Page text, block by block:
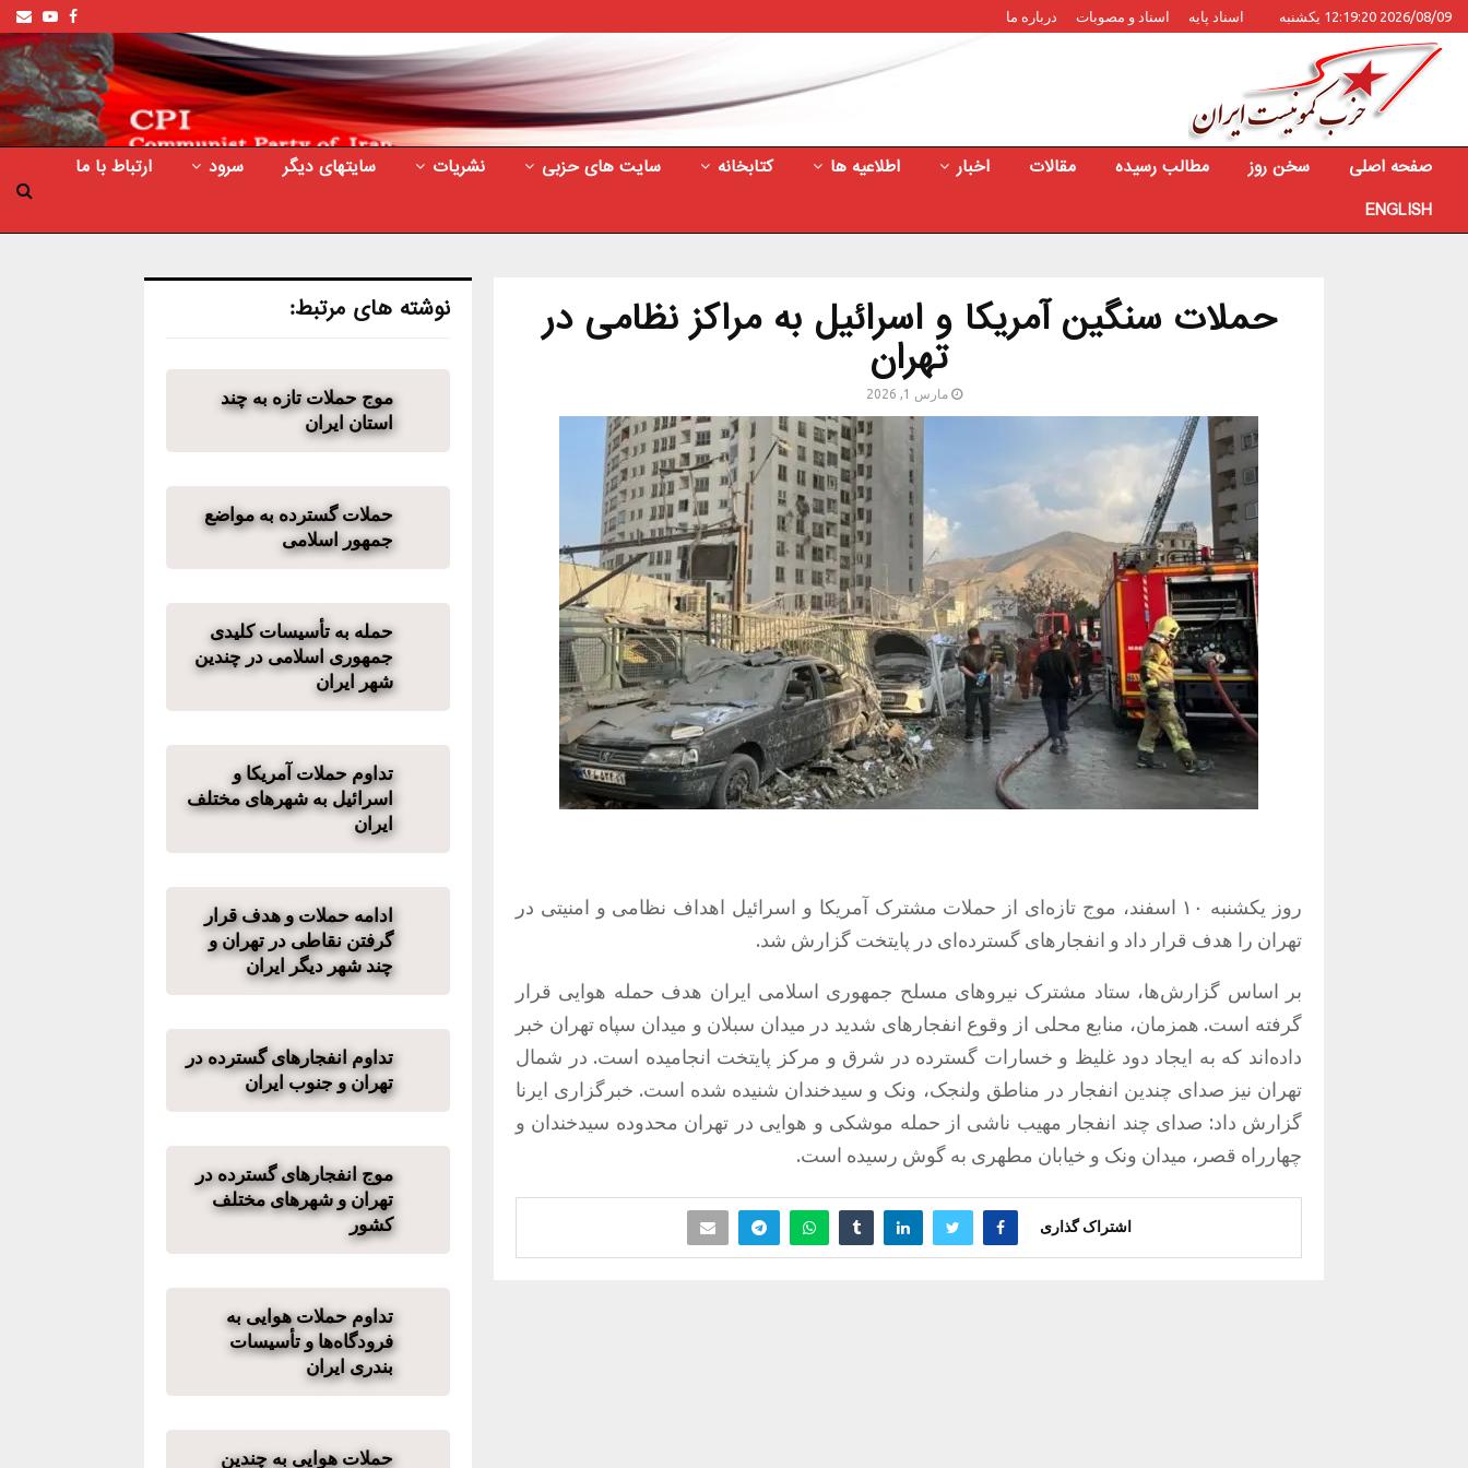
2026/08/09 12:19:20 یکشنبه اسناد پایه اسناد و مصوبات درباره ما Facebook
صفحه اصلی سخن روز مطالب رسیده مقالات اخبار اطلاعیه ها کتابخانه سایت های حزبی نشریات سایتهای دیگر سرود
ارتباط با ما
ENGLISH
حملات سنگین آمریکا و اسرائیل به مراکز نظامی در
تهران
مارس 1, 2026
روز یکشنبه ۱۰ اسفند، موج تازه‌ای از حملات مشترک آمریکا و اسرائیل اهداف نظامی و امنیتی در
تهران را هدف قرار داد و انفجارهای گسترده‌ای در پایتخت گزارش شد.
بر اساس گزارش‌ها، ستاد مشترک نیروهای مسلح جمهوری اسلامی ایران هدف حمله هوایی قرار
گرفته است. همزمان، منابع محلی از وقوع انفجارهای شدید در میدان سبلان و میدان سپاه تهران خبر
داده‌اند که به ایجاد دود غلیظ و خسارات گسترده در شرق و مرکز پایتخت انجامیده است. در شمال
تهران نیز صدای چندین انفجار در مناطق ولنجک، ونک و سیدخندان شنیده شده است. خبرگزاری ایرنا
گزارش داد: صدای چند انفجار مهیب ناشی از حمله موشکی و هوایی در تهران محدوده سیدخندان و
چهارراه قصر، میدان ونک و خیابان مطهری به گوش رسیده است.
اشتراک گذاری
نوشته های مرتبط:
موج حملات تازه به چند
استان ایران
حملات گسترده به مواضع
جمهور اسلامی
حمله به تأسیسات کلیدی
جمهوری اسلامی در چندین
شهر ایران
تداوم حملات آمریکا و
اسرائیل به شهرهای مختلف
ایران
ادامه حملات و هدف قرار
گرفتن نقاطی در تهران و
چند شهر دیگر ایران
تداوم انفجارهای گسترده در
تهران و جنوب ایران
موج انفجارهای گسترده در
تهران و شهرهای مختلف
کشور
تداوم حملات هوایی به
فرودگاه‌ها و تأسیسات
بندری ایران
حملات هوایی به چندین